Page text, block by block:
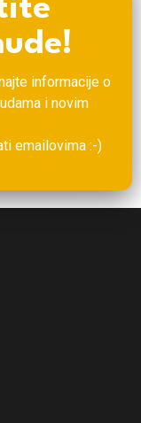
informacije o
i novim
emailovima :-)